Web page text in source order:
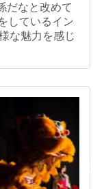
だなと改めて
しているイン
な魅力を感じ